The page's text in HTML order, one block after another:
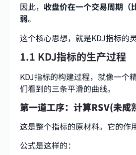
因此， 收盘价在一个交易周期（
弱。
这个核心思想，就是KDJ指标的灵
1.1 KDJ指标的生产过程
KDJ指标的构建过程，就像一个
们看到的三条平滑的曲线。
第一道工序：计算RSV(未成
这是整个指标的原材料。它的作
公式是这样的：